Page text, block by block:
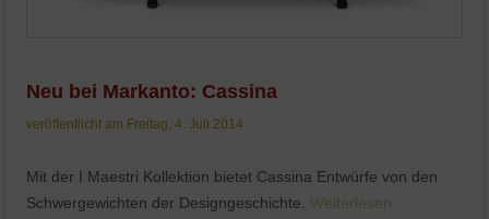
Neu bei Markanto: Cassina
veröffentlicht am Freitag, 4. Juli 2014
Mit der I Maestri Kollektion bietet Cassina Entwürfe von den
Schwergewichten der Designgeschichte.Weiterlesen